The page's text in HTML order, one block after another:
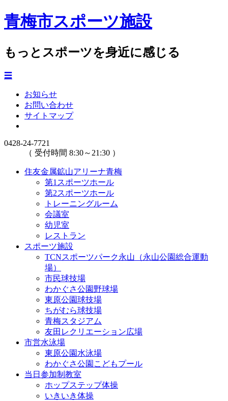
青梅市スポーツ施設
もっとスポーツを身近に感じる
☰
お知らせ
お問い合わせ
サイトマップ
0428-24-7721
（ 受付時間 8:30～21:30 ）
住友金属鉱山アリーナ青梅
第1スポーツホール
第2スポーツホール
トレーニングルーム
会議室
幼児室
レストラン
スポーツ施設
TCNスポーツパーク永山（永山公園総合運動
場）
市民球技場
わかぐさ公園野球場
東原公園球技場
ちがむら球技場
青梅スタジアム
友田レクリエーション広場
市営水泳場
東原公園水泳場
わかぐさ公園こどもプール
当日参加制教室
ホップステップ体操
いきいき体操